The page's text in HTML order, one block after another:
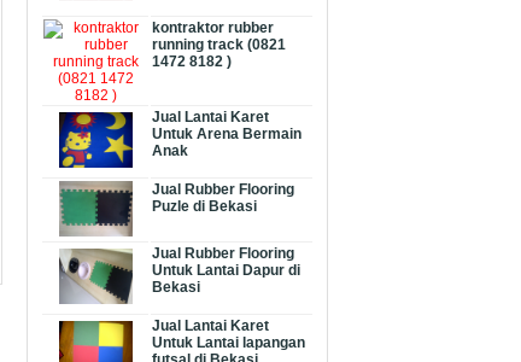
kontraktor rubber
running track (0821
1472 8182 )
Jual Lantai Karet
Untuk Arena Bermain
Anak
Jual Rubber Flooring
Puzle di Bekasi
Jual Rubber Flooring
Untuk Lantai Dapur di
Bekasi
Jual Lantai Karet
Untuk Lantai lapangan